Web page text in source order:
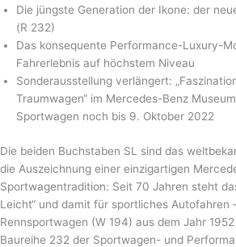
Die jüngste Generation der Ikone: der
(R 232)
Das konsequente Performance-Luxury-
Fahrerlebnis auf höchstem Niveau
Sonderausstellung verlängert:
Traumwagen“ im Mercedes-Benz
Sportwagen noch bis 9. Oktober 2022
Die beiden Buchstaben SL sind das
die Auszeichnung einer einzigartigen
Sportwagentradition: Seit 70 Jahren steht
Leicht“ und damit für sportliches Autofahren
Rennsportwagen (W 194) aus dem Jahr
Baureihe 232 der Sportwagen- und